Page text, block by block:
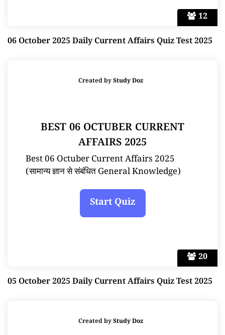
12
06 October 2025 Daily Current Affairs Quiz Test 2025
20
Created byStudy Doz
BEST 06 OCTUBER CURRENT
AFFAIRS 2025
Best 06 Octuber Current Affairs 2025
(सामान्य ज्ञान से संबंधित General Knowledge)
05 October 2025 Daily Current Affairs Quiz Test 2025
Created byStudy Doz